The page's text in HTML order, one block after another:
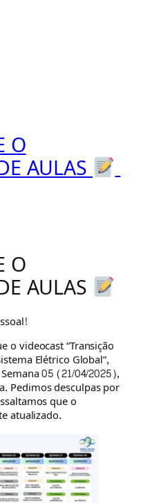
O
AULAS
O
AULAS
o videocast “Transição
Elétrico Global”,
05 (21/04/2025),
Pedimos desculpas por
que o
atualizado.